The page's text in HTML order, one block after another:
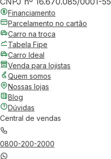
Financiamento
Parcelamento no cartão
Carro na troca
Tabela Fipe
Carro Ideal
Venda para lojistas
Quem somos
Nossas lojas
Blog
Dúvidas
Central de vendas
0800-200-2000